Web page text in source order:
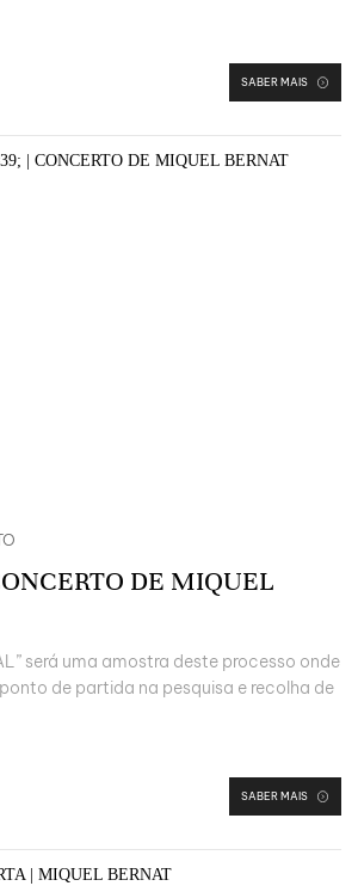
SABER MAIS
DE MIQUEL
será uma amostra deste processo onde
de partida na pesquisa e recolha de
SABER MAIS